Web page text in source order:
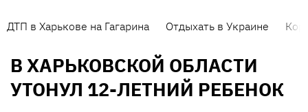
ДТП в Харькове на Гагарина Отдыхать в Украине
В ХАРЬКОВСКОЙ ОБЛАСТИ
УТОНУЛ 12-ЛЕТНИЙ РЕБЕНОК